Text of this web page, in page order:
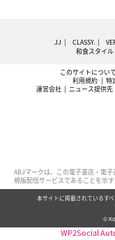
JJ CLASSY.
和食スタイル
このサイトについて
利用規約
特
運営会社
ニュース提供先
ABJマークは、この電子書店・電
規版配信サービスであることを示
本サイトに掲載されているす
©
WP2Social